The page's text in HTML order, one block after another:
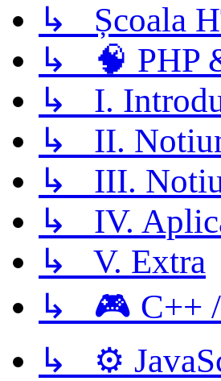
↳ Școala
↳ 🧠 PHP
↳ I.
↳ II.
↳ III.
↳ IV.
↳ V. Extra
↳ 🎮 C++
↳ ⚙️